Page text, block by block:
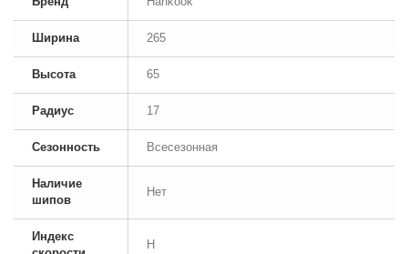
Ширина 265
Высота 65
Радиус 17
Сезонность Всесезонная
Наличие
шипов
Нет
Индекс
H